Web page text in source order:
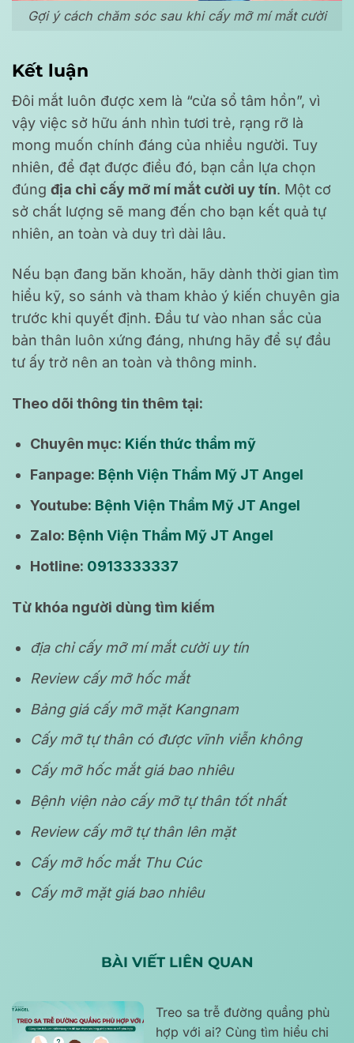
Gợi ý cách chăm sóc sau khi cấy mỡ mí mắt cười
Kết luận
Đôi mắt luôn được xem là “cửa sổ tâm hồn”, vì
vậy việc sở hữu ánh nhìn tươi trẻ, rạng rỡ là
mong muốn chính đáng của nhiều người. Tuy
nhiên, để đạt được điều đó, bạn cần lựa chọn
đúng địa chỉ cấy mỡ mí mắt cười uy tín. Một cơ
sở chất lượng sẽ mang đến cho bạn kết quả tự
nhiên, an toàn và duy trì dài lâu.
Nếu bạn đang băn khoăn, hãy dành thời gian tìm
hiểu kỹ, so sánh và tham khảo ý kiến chuyên gia
trước khi quyết định. Đầu tư vào nhan sắc của
bản thân luôn xứng đáng, nhưng hãy để sự đầu
tư ấy trở nên an toàn và thông minh.
Theo dõi thông tin thêm tại:
Chuyên mục: Kiến thức thẩm mỹ
Fanpage: Bệnh Viện Thẩm Mỹ JT Angel
Youtube: Bệnh Viện Thẩm Mỹ JT Angel
Zalo: Bệnh Viện Thẩm Mỹ JT Angel
Hotline: 0913333337
Từ khóa người dùng tìm kiếm
địa chỉ cấy mỡ mí mắt cười uy tín
Review cấy mỡ hốc mắt
Bảng giá cấy mỡ mặt Kangnam
Cấy mỡ tự thân có được vĩnh viễn không
Cấy mỡ hốc mắt giá bao nhiêu
Bệnh viện nào cấy mỡ tự thân tốt nhất
Review cấy mỡ tự thân lên mặt
Cấy mỡ hốc mắt Thu Cúc
Cấy mỡ mặt giá bao nhiêu
BÀI VIẾT LIÊN QUAN
Treo sa trễ đường quầng phù
hợp với ai? Cùng tìm hiểu chi